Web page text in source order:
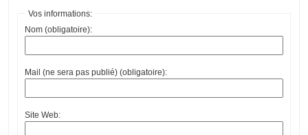
Vos informations:
Nom (obligatoire):
Mail (ne sera pas publié) (obligatoire):
Site Web: